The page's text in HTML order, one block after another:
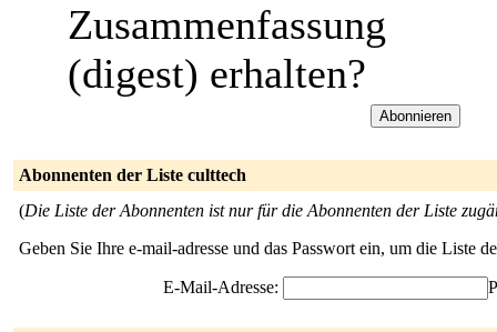
Zusammenfassung
(digest) erhalten?
Abonnenten der Liste culttech
(Die Liste der Abonnenten ist nur für die Abonnenten der Liste
Geben Sie Ihre e-mail-adresse und das Passwort ein, um die Liste
E-Mail-Adresse: